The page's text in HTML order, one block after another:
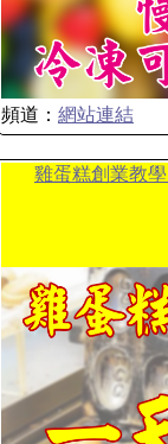
頻道： 網站連結
雞蛋糕創業教